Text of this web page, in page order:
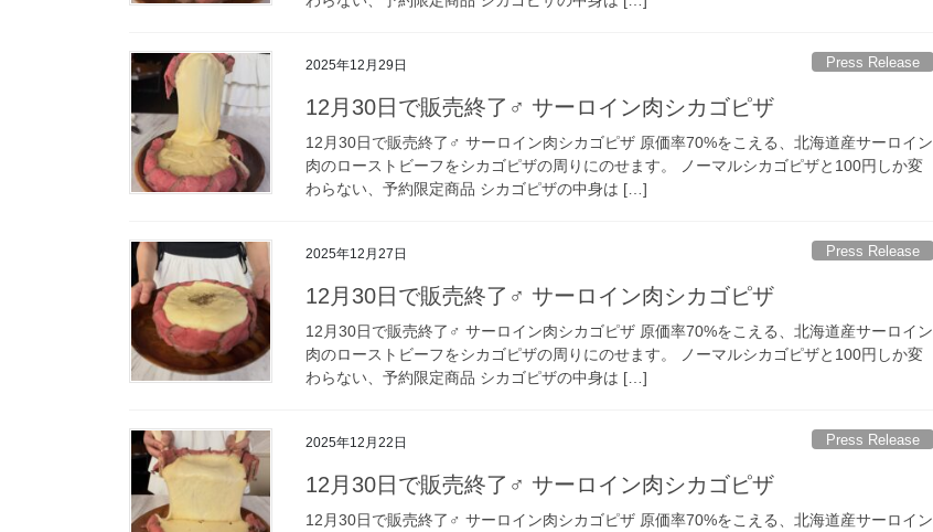
2025年12月29日 Press Release
12月30日で販売終了‍♂️ サーロイン肉シカゴピザ
12月30日で販売終了‍♂️ サーロイン肉シカゴピザ 原価率70%をこえる、北海道産サーロイン
肉のローストビーフをシカゴピザの周りにのせます。 ノーマルシカゴピザと100円しか変
わらない、予約限定商品 シカゴピザの中身は […]
2025年12月27日 Press Release
12月30日で販売終了‍♂️ サーロイン肉シカゴピザ
12月30日で販売終了‍♂️ サーロイン肉シカゴピザ 原価率70%をこえる、北海道産サーロイン
肉のローストビーフをシカゴピザの周りにのせます。 ノーマルシカゴピザと100円しか変
わらない、予約限定商品 シカゴピザの中身は […]
2025年12月22日 Press Release
12月30日で販売終了‍♂️ サーロイン肉シカゴピザ
12月30日で販売終了‍♂️ サーロイン肉シカゴピザ 原価率70%をこえる、北海道産サーロイン